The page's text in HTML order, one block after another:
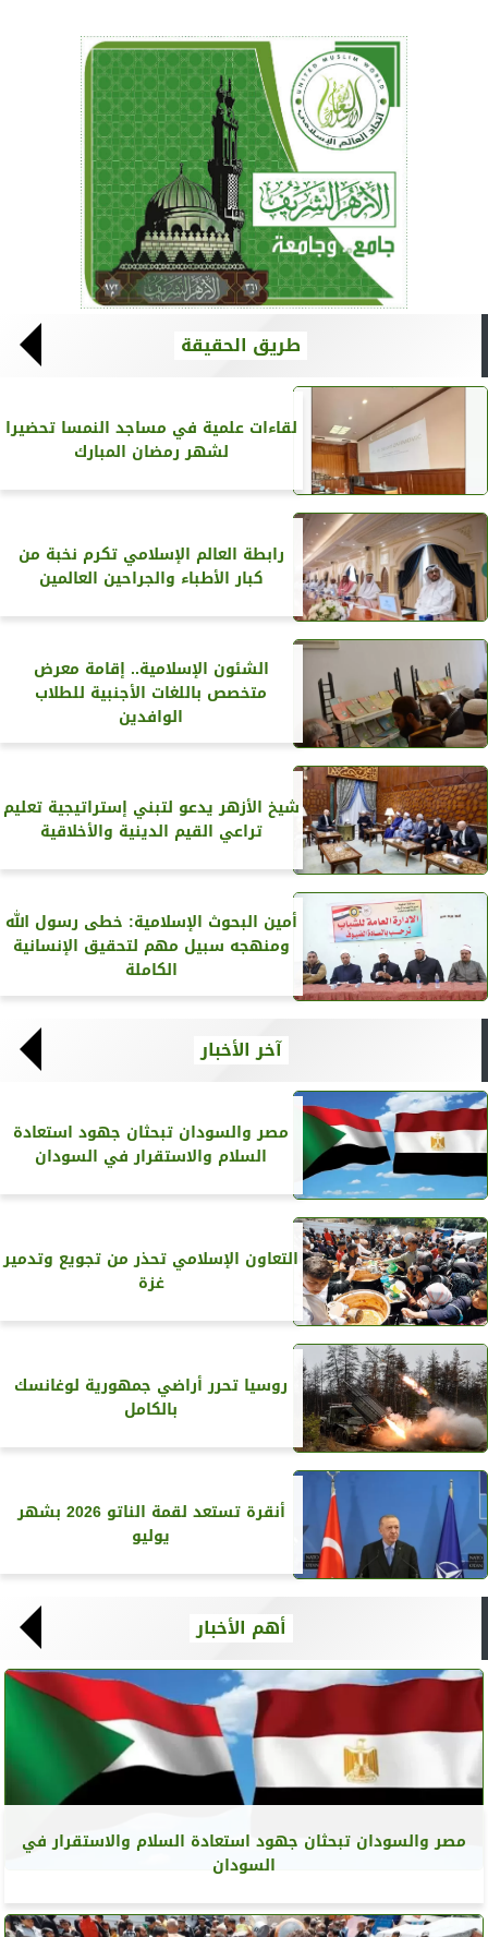
طريق الحقيقة
لقاءات علمية في مساجد النمسا تحضيرا
لشهر رمضان المبارك
رابطة العالم الإسلامي تكرم نخبة من
كبار الأطباء والجراحين العالمين
الشئون الإسلامية.. إقامة معرض
متخصص باللغات الأجنبية للطلاب
الوافدين
شيخ الأزهر يدعو لتبني إستراتيجية تعليم
تراعي القيم الدينية والأخلاقية
أمين البحوث الإسلامية: خطى رسول الله
ومنهجه سبيل مهم لتحقيق الإنسانية
الكاملة
آخر الأخبار
مصر والسودان تبحثان جهود استعادة
السلام والاستقرار في السودان
التعاون الإسلامي تحذر من تجويع وتدمير
غزة
روسيا تحرر أراضي جمهورية لوغانسك
بالكامل
أنقرة تستعد لقمة الناتو 2026 بشهر
يوليو
أهم الأخبار
مصر والسودان تبحثان جهود استعادة السلام والاستقرار في
السودان